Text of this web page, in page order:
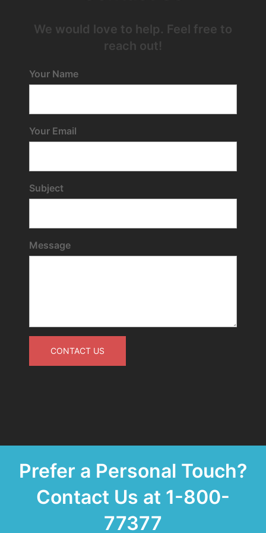
We would love to help. Feel free to
reach out!
Your Name
Your Email
Subject
Message
CONTACT US
Prefer a Personal Touch?
Contact Us at 1-800-
77377